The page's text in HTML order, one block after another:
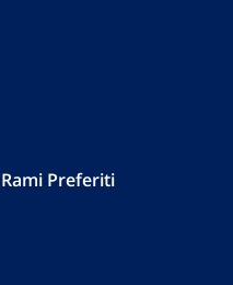
Preferiti